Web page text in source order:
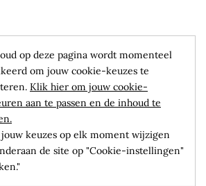
op deze pagina wordt momenteel
om jouw cookie-keuzes te
Klik hier om jouw cookie-
aan te passen en de inhoud te
jouw keuzes op elk moment wijzigen
de site op "Cookie-instellingen"